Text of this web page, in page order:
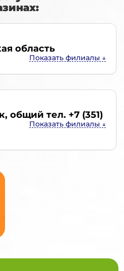
область
, общий тел. +7 (351)